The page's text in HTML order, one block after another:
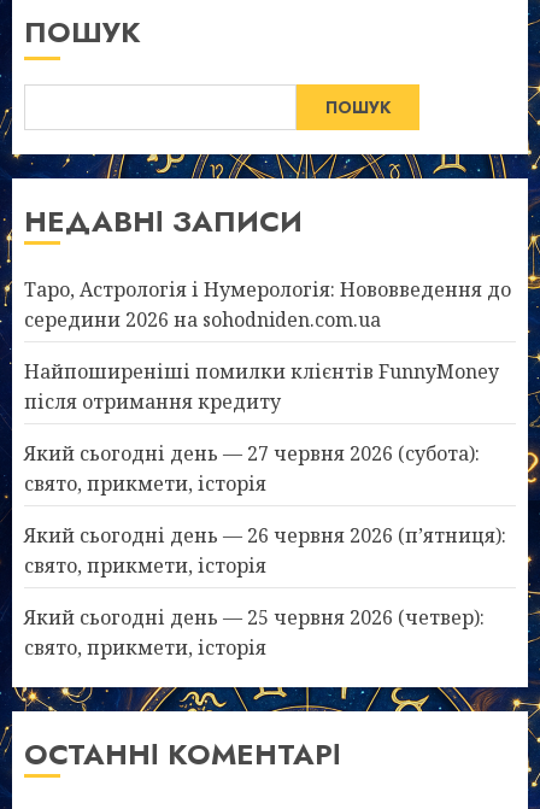
ПОШУК
ПОШУК
НЕДАВНІ ЗАПИСИ
Таро, Астрологія і Нумерологія: Нововведення до
середини 2026 на sohodniden.com.ua
Найпоширеніші помилки клієнтів FunnyMoney
після отримання кредиту
Який сьогодні день — 27 червня 2026 (субота):
свято, прикмети, історія
Який сьогодні день — 26 червня 2026 (п’ятниця):
свято, прикмети, історія
Який сьогодні день — 25 червня 2026 (четвер):
свято, прикмети, історія
ОСТАННІ КОМЕНТАРІ